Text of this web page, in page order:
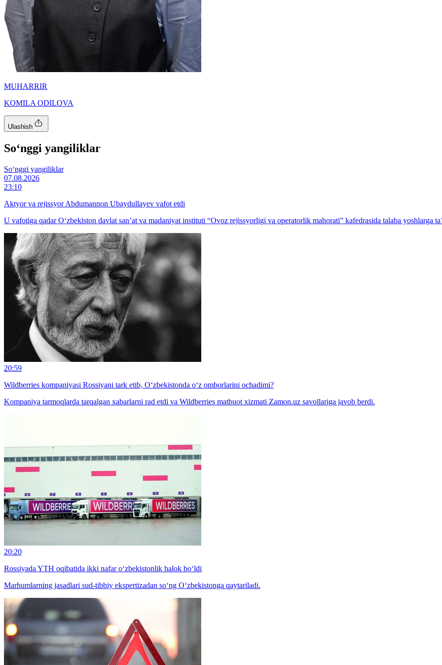
MUHARRIR
KOMILA ODILOVA
Ulashish
So‘nggi yangiliklar
So‘nggi yangiliklar
07.08.2026
23:10
Aktyor va rejissyor Abdumannon Ubaydullayev vafot etdi
U vafotiga qadar O‘zbekiston davlat san’at va madaniyat instituti “Ovoz rejissyorligi va operatorlik mahorati” kafedrasida talaba yoshlarga
20:59
Wildberries kompaniyasi Rossiyani tark etib, O‘zbekistonda o‘z omborlarini ochadimi?
Kompaniya tarmoqlarda tarqalgan xabarlarni rad etdi va Wildberries matbuot xizmati Zamon.uz savollariga javob berdi.
20:20
Rossiyada YTH oqibatida ikki nafar o‘zbekistonlik halok bo‘ldi
Marhumlarning jasadlari sud-tibbiy ekspertizadan so‘ng O‘zbekistonga qaytariladi.